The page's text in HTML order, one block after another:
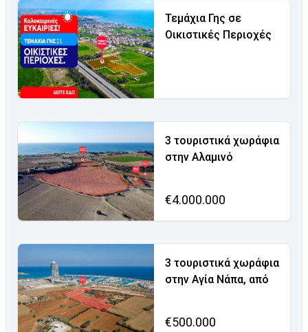
Τεμάχια Γης σε
Οικιστικές Περιοχές
3 τουριστικά χωράφια
στην Αλαμινό
€4.000.000
3 τουριστικά χωράφια
στην Αγία Νάπα, από
€500.000